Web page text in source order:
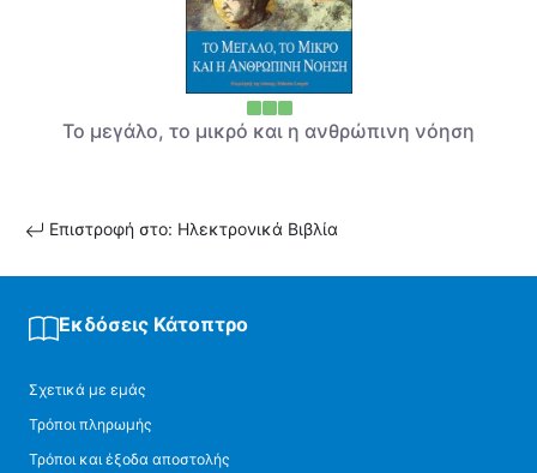
Το μεγάλο, το μικρό και η ανθρώπινη νόηση
Επιστροφή στο: Ηλεκτρονικά Βιβλία
Εκδόσεις Κάτοπτρο
Σχετικά με εμάς
Τρόποι πληρωμής
Τρόποι και έξοδα αποστολής